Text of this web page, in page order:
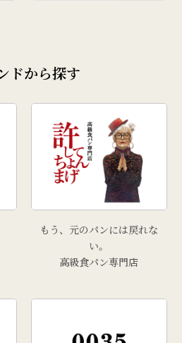
ドから探す
もう、元のパンには戻れな
い。
高級食パン専門店